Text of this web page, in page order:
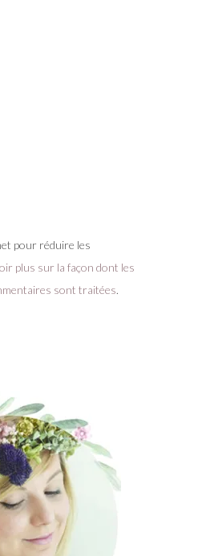
pour réduire les
plus sur la façon dont les
sont traitées.